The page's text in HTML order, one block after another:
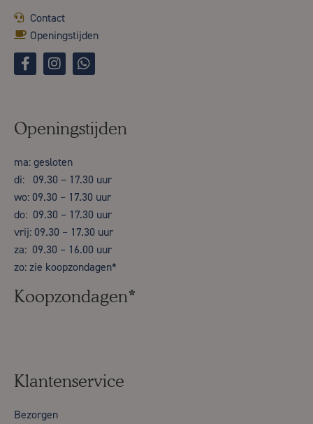
Contact
Openingstijden
Openingstijden
ma: gesloten
di: 09.30 – 17.30 uur
wo: 09.30 – 17.30 uur
do: 09.30 – 17.30 uur
vrij: 09.30 – 17.30 uur
za: 09.30 – 16.00 uur
zo: zie koopzondagen*
Koopzondagen*
Klantenservice
Bezorgen